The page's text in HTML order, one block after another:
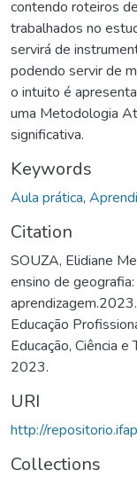
contendo roteiros
trabalhados no
servirá de
podendo servir de
o intuito é
uma Metodologia
significativa.
Keywords
Aula prática,
Citation
SOUZA, Elidiane
ensino de
Educação
Educação, Ciência
2023.
URI
http://
Collections